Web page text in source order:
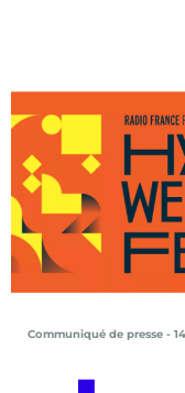
Communiqué de presse -